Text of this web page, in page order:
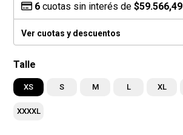
6 cuotas sin interés de$59.566,49
Ver cuotas y descuentos
Talle
XS S M L XL
XXXXL